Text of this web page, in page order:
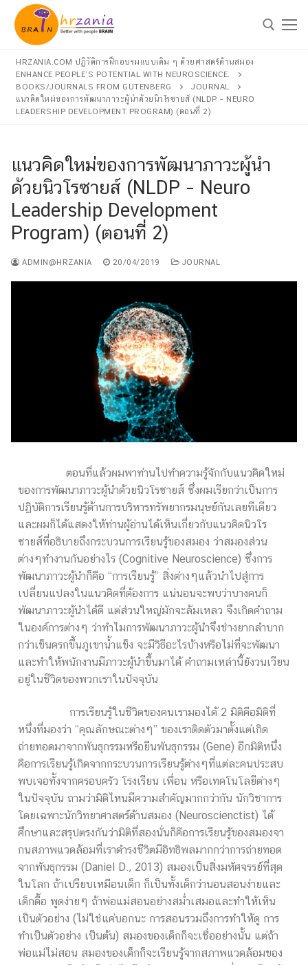
About Us
Services
Public Training
Test Design/Research
HRZANIA.COM ปฏิวัติการฝึกอบรมแบบเดิม ๆ ด้วยศาสตร์ด้านสมอง
ENHANCE PEOPLE’S POTENTIAL WITH NEUROSCIENCE.
BOOKS/JOURNALS FROM GUTENBERG
JOURNAL
แนวคิดใหม่ของการพัฒนาภาวะผู้นำด้วยนิวโรซายส์ (NLDP – NEURO
LEADERSHIP DEVELOPMENT PROGRAM) (ตอนที่ 2)
แนวคิดใหม่ของการพัฒนาภาวะผู้นำ
ด้วยนิวโรซายส์ (NLDP – Neuro
Leadership Development
Program) (ตอนที่ 2)
ADMIN@HRZANIA 20/04/2019 JOURNAL
ตอนที่แล้วผมพาท่านไปทำความรู้จักกับแนวคิดใหม่
ของการพัฒนาภาวะผู้นำด้วยนิวโรซายส์ ซึ่งผมเรียกว่าเป็นการ
ปฏิบัติการเรียนรู้ด้านการบริหารทรัพยากรมนุษย์กันเลยทีเดียว
และผมก็ได้แสดงให้ท่านผู้อ่านได้เห็นเกี่ยวกับแนวคิดนิวโร
ซายส์ที่อธิบายถึงกระบวนการเรียนรู้ของสมอง ว่าสมองส่วน
ต่างๆทำงานกันอย่างไร (Cognitive Neuroscience) ซึ่งการ
พัฒนาภาวะผู้นำก็คือ “การเรียนรู้” สิ่งต่างๆแล้วนำไปสู่การ
เปลี่ยนแปลงในแนวคิดที่ต้องการ แน่นอนจะพบว่าบางคนก็
พัฒนาภาวะผู้นำได้ดี แต่ส่วนใหญ่มักจะล้มเหลว จึงเกิดคำถาม
ในองค์การต่างๆ ว่าทำไมการพัฒนาภาวะผู้นำจึงช่างยากลำบาก
กว่าเข็นครกขึ้นภูเขาน้ำแข็ง จะมีวิธีอะไรบ้างหรือไม่ที่จะพัฒนา
และทำให้พนักงานมีภาวะผู้นำขึ้นมาได้ คำถามเหล่านี้ยังวนเวียน
อยู่ในชีวิตของพวกเราในปัจจุบัน
การเรียนรู้ในชีวิตของคนเรามองได้ 2 มิติคือมิติที่
หนึ่งที่มองว่า “คุณลักษณะต่างๆ” ของเราติดตัวมาตั้งแต่เกิด
ถ่ายทอดมาจากพันธุกรรมหรือยีนพันธุกรรม (Gene) อีกมิติหนึ่ง
คือการเรียนรู้เกิดจากกระบวนการเรียนรู้ต่างๆที่แต่ละคนประสบ
พบเจอทั้งจากครอบครัว โรงเรียน เพื่อน หรือเทคโนโลยีต่างๆ
ในปัจจุบัน ถามว่ามิติไหนมีความสำคัญมากกว่ากัน นักวิชาการ
โดยเฉพาะนักวิทยาศาสตร์ด้านสมอง (Neuroscienctist) ได้
ศึกษาและสรุปตรงกันว่ามิติที่สองนั่นก็คือการเรียนรู้ของสมองจา
กนสภาพแวดล้อมที่เราดำรงชีวิตมีอิทธิพลมากกว่าการถ่ายทอด
จากพันธุกรรม (Daniel D., 2013) สมองเป็นสิ่งมหัศจรรย์ที่สุด
ในโลก ถ้าเปรียบเหมือนเด็ก ก็เป็นทั้งเด็กว่านอนสอนง่ายและ
เด็กดื้อ พูดง่ายๆ ถ้าพ่อแม่สอนอย่างสม่ำเสมอและทำให้เห็น
เป็นตัวอย่าง (ไม่ใช่แค่บอกนะ การสอนรวมถึงการทำให้ดู การ
ทำเป็นตัวอย่าง เป็นต้น) สมองของเด็กก็จะเชื่ออย่างนั้น แต่ถ้า
พ่อแม่ไม่สอน สมองของเด็กก็จะเรียนรู้จากสภาพแวดล้อมของ